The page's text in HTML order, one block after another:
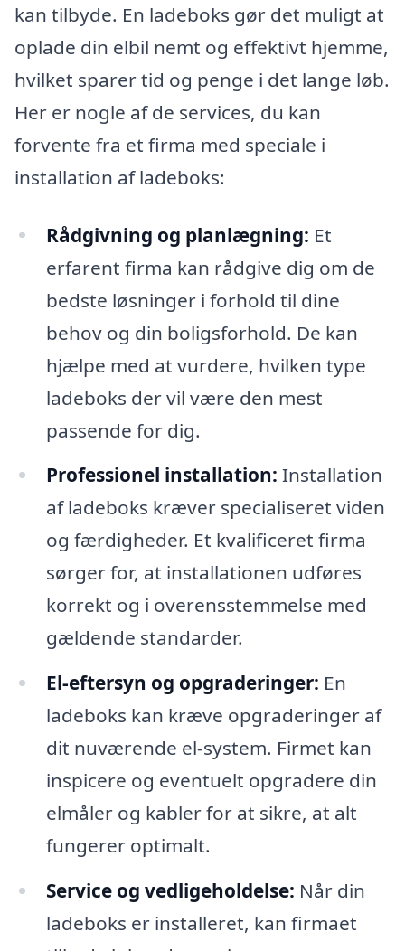
kan tilbyde. En ladeboks gør det muligt at
oplade din elbil nemt og effektivt hjemme,
hvilket sparer tid og penge i det lange løb.
Her er nogle af de services, du kan
forvente fra et firma med speciale i
installation af ladeboks:
Rådgivning og planlægning: Et
erfarent firma kan rådgive dig om de
bedste løsninger i forhold til dine
behov og din boligsforhold. De kan
hjælpe med at vurdere, hvilken type
ladeboks der vil være den mest
passende for dig.
Professionel installation: Installation
af ladeboks kræver specialiseret viden
og færdigheder. Et kvalificeret firma
sørger for, at installationen udføres
korrekt og i overensstemmelse med
gældende standarder.
El-eftersyn og opgraderinger: En
ladeboks kan kræve opgraderinger af
dit nuværende el-system. Firmet kan
inspicere og eventuelt opgradere din
elmåler og kabler for at sikre, at alt
fungerer optimalt.
Service og vedligeholdelse: Når din
ladeboks er installeret, kan firmaet